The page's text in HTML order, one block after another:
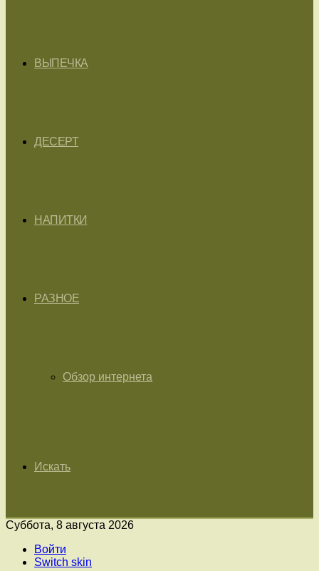
ВЫПЕЧКА
ДЕСЕРТ
НАПИТКИ
РАЗНОЕ
Обзор интернета
Искать
Суббота, 8 августа 2026
Войти
Switch skin